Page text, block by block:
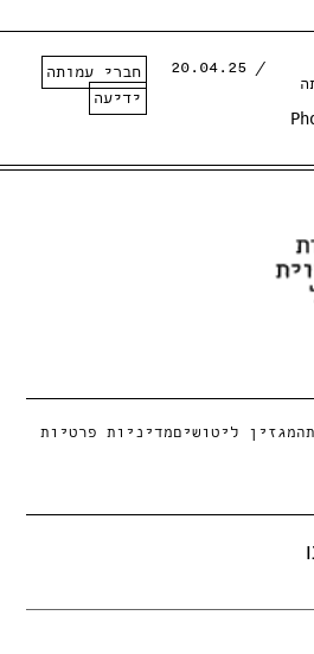
/ 20.04.25
חברי עמותה
ידיעה
מגזין ליטושיםמדיניות פרטיות